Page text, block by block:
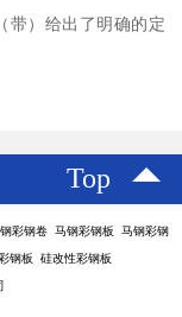
带）给出了明确的定
Top
彩钢卷 马钢彩钢板 马钢彩钢
钢板 硅改性彩钢板